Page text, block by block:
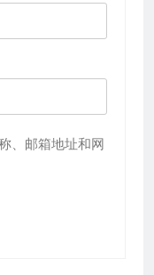
、邮箱地址和网